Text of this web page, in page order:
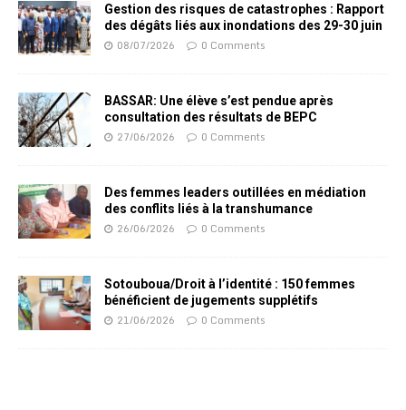
Gestion des risques de catastrophes : Rapport
des dégâts liés aux inondations des 29-30 juin
08/07/2026 0 Comments
BASSAR: Une élève s’est pendue après
consultation des résultats de BEPC
27/06/2026 0 Comments
Des femmes leaders outillées en médiation
des conflits liés à la transhumance
26/06/2026 0 Comments
Sotouboua/Droit à l’identité : 150 femmes
bénéficient de jugements supplétifs
21/06/2026 0 Comments